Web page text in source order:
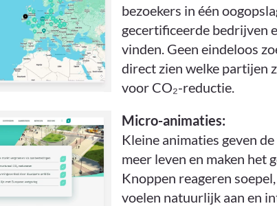
bezoekers in één
gecertificeerde bedrijven
vinden. Geen eindeloos
direct zien welke partijen
voor CO₂-reductie.
Micro-animaties:
Kleine animaties geven
meer leven en maken het
Knoppen reageren
voelen natuurlijk aan en